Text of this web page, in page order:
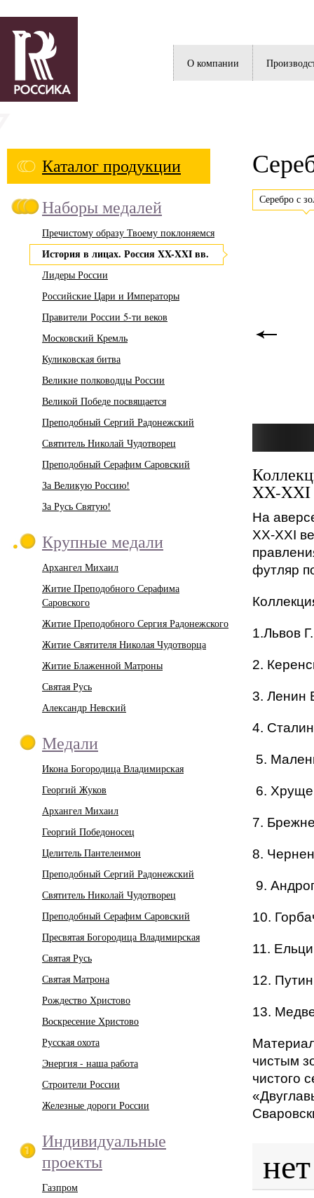
Россика
О компании
Каталог продукции
Наборы медалей
Пречистому образу Твоему поклоняемся
История в лицах. Россия XX-XXI вв.
Лидеры России
Российские Цари и Императоры
Правители России 5-ти веков
Московский Кремль
Куликовская битва
Великие полководцы России
Великой Победе посвящается
Преподобный Сергий Радонежский
Святитель Николай Чудотворец
Преподобный Серафим Саровский
За Великую Россию!
За Русь Святую!
Крупные медали
Архангел Михаил
Житие Преподобного Серафима
Саровского
Житие Преподобного Сергия Радонежского
Житие Святителя Николая Чудотворца
Житие Блаженной Матроны
Святая Русь
Александр Невский
Медали
Икона Богородица Владимирская
Георгий Жуков
Архангел Михаил
Георгий Победоносец
Целитель Пантелеимон
Преподобный Сергий Радонежский
Святитель Николай Чудотворец
Преподобный Серафим Саровский
Пресвятая Богородица Владимирская
Святая Русь
Святая Матрона
Рождество Христово
Воскресение Христово
Русская охота
Энергия - наша работа
Строители России
Железные дороги России
Индивидуальные
проекты
Газпром
Серебро с
XX-
На
XX-XXI
футляр
1.Львов
2.
3. Ленин
4.
5.
6.
7.
8.
9.
10.
11.
12.
13.
чистым
чистого